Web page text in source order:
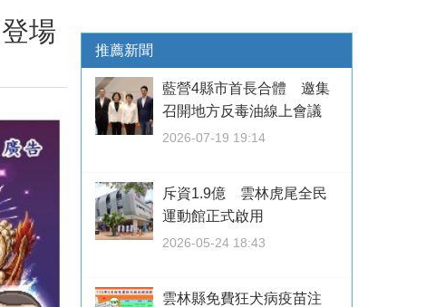
場
推薦新聞
藍營4縣市首長合體 邀集
召開地方反毒油線上會議
2026-07-19 19:14
斥資1.9億 雲林虎尾全民
運動館正式啟用
2026-05-24 18:43
雲林縣免費狂犬病疫苗注